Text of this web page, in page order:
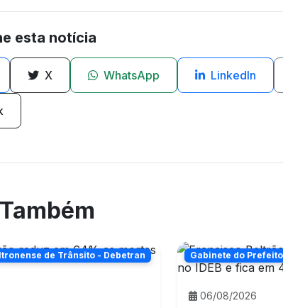
esta notícia
X WhatsApp LinkedIn
de Trânsito - Debetran Gabinete do Prefeito
06/08/2026